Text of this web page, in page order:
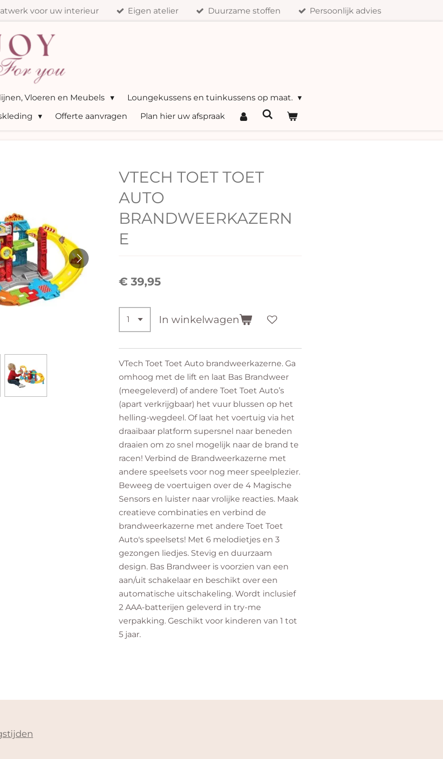
voor uw interieur Eigen atelier Duurzame stoffen Persoonlijk advies
Vloeren en Meubels
Loungekussens en tuinkussens op maat.
Offerte aanvragen Plan hier uw afspraak
VTECH TOET TOET
AUTO
BRANDWEERKAZERN
E
€ 39,95
In winkelwagen
VTech Toet Toet Auto brandweerkazerne. Ga
omhoog met de lift en laat Bas Brandweer
(meegeleverd) of andere Toet Toet Auto’s
(apart verkrijgbaar) het vuur blussen op het
helling-wegdeel. Of laat het voertuig via het
draaibaar platform supersnel naar beneden
draaien om zo snel mogelijk naar de brand te
racen! Verbind de Brandweerkazerne met
andere speelsets voor nog meer speelplezier.
Beweeg de voertuigen over de 4 Magische
Sensors en luister naar vrolijke reacties. Maak
creatieve combinaties en verbind de
brandweerkazerne met andere Toet Toet
Auto's speelsets! Met 6 melodietjes en 3
gezongen liedjes. Stevig en duurzaam
design. Bas Brandweer is voorzien van een
aan/uit schakelaar en beschikt over een
automatische uitschakeling. Wordt inclusief
2 AAA-batterijen geleverd in try-me
verpakking. Geschikt voor kinderen van 1 tot
5 jaar.